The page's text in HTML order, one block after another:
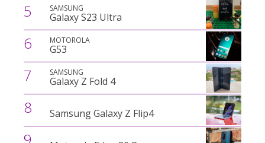
5 SAMSUNG
Galaxy S23 Ultra
6 MOTOROLA
G53
7 SAMSUNG
Galaxy Z Fold 4
8 Samsung Galaxy Z Flip4
9